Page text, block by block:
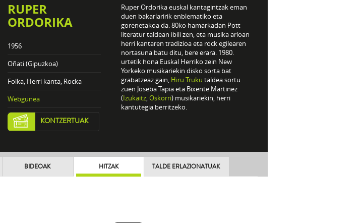
RUPER
ORDORIKA
1956
Oñati (Gipuzkoa)
Folka, Herri kanta, Rocka
Webgunea
KONTZERTUAK
Ruper Ordorika euskal kantagintzak eman
duen bakarlaririk enblematiko eta
gorenetakoa da. 80ko hamarkadan Pott
literatur taldean ibili zen, eta musika arloan
herri kantaren tradizioa eta rock egilearen
nortasuna batu ditu, bere erara. 1980.
urtetik hona Euskal Herriko zein New
Yorkeko musikariekin disko sorta bat
grabatzeaz gain, Hiru Truku taldea sortu
zuen Joseba Tapia eta Bixente Martinez
(Izukaitz,Oskorri) musikariekin, herri
kantutegia berritzeko.
BIDEOAK HITZAK TALDE ERLAZIONATUAK